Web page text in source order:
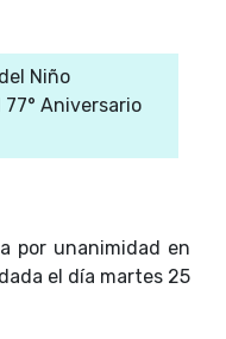
Niño
77° Aniversario
por unanimidad en
el día martes 25